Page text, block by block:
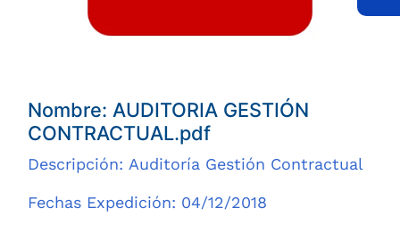
Nombre: AUDITORIA GESTIÓN
CONTRACTUAL.pdf
Descripción: Auditoría Gestión Contractual
Fechas Expedición: 04/12/2018